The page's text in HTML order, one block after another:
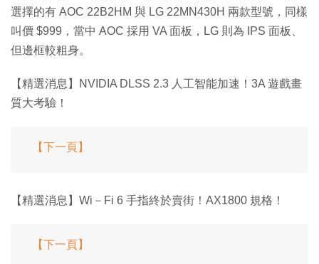
選擇的有 AOC 22B2HM 與 LG 22MN430H 兩款型號，同樣
叫價 $999，當中 AOC 採用 VA 面板，LG 則為 IPS 面板、
但邊框較粗身。
【精選消息】NVIDIA DLSS 2.3 人工智能加速！3A 遊戲畫
質大考驗！
【下一頁】
【精選消息】Wi－Fi 6 手指終於賣街！AX1800 規格！
【下一頁】